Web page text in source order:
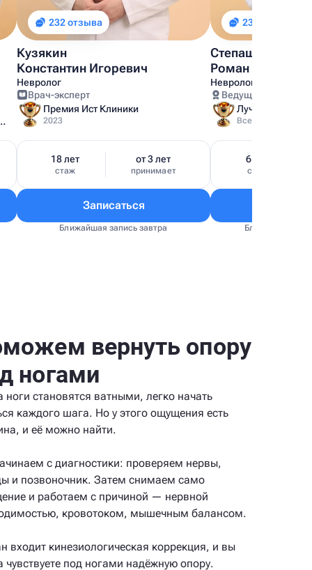
Московской области
232 отзыва
Кузякин
Константин Игоревич
Невролог
Врач-эксперт
Премия Ист Клиники
2023
18 лет
стаж
от 3 лет
принимает
Записаться
Ближайшая запись завтра
236 отзывов
Степашкин
Роман Игоревич
Невролог
Ведущий врач
6 лет
стаж
Ближайшая
вернуть опору
ногами
ноги становятся ватными, легко начать
каждого шага. Но у этого ощущения есть
и её можно найти.
с диагностики: проверяем нервы,
и позвоночник. Затем снимаем само
и работаем с причиной — нервной
кровотоком, мышечным балансом.
входит кинезиологическая коррекция, и вы
чувствуете под ногами надёжную опору.